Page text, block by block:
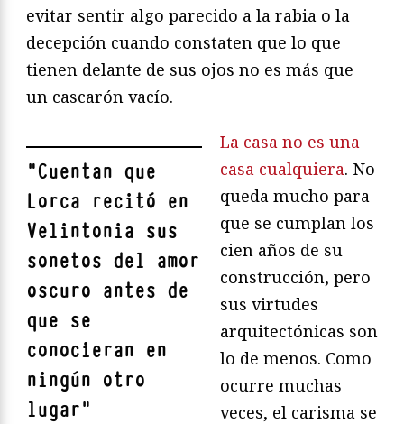
evitar sentir algo parecido a la rabia o la
decepción cuando constaten que lo que
tienen delante de sus ojos no es más que
un cascarón vacío.
"Cuentan que
Lorca recitó en
Velintonia sus
sonetos del amor
oscuro antes de
que se
conocieran en
ningún otro
lugar"
La casa no es una
casa cualquiera. No
queda mucho para
que se cumplan los
cien años de su
construcción, pero
sus virtudes
arquitectónicas son
lo de menos. Como
ocurre muchas
veces, el carisma se